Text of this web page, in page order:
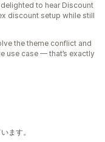
to hear Discount
discount setup while still
the theme conflict and
use case — that’s exactly
ます。